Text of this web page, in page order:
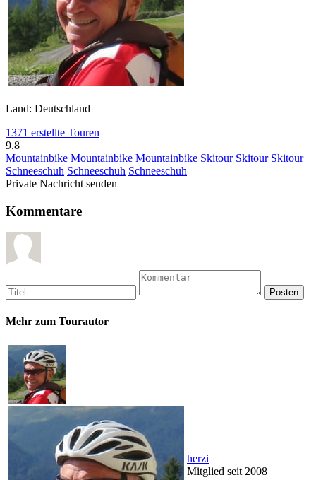
Land: Deutschland
1371 erstellte Touren
9.8
Mountainbike Mountainbike Mountainbike Skitour Skitour Skitour
Schneeschuh Schneeschuh Schneeschuh
Private Nachricht senden
Kommentare
Mehr zum Tourautor
herzi
Mitglied seit 2008